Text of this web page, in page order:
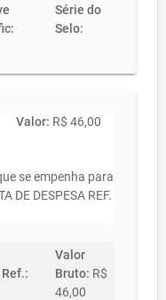
Série do
Selo:
Valor: R$ 46,00
se empenha para
DE DESPESA REF.
Ref.:
Valor
Bruto: R$
46,00